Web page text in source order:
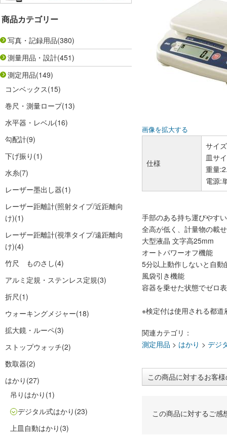
商品カテゴリー
写真・記録用品(380)
測量用品・設計(451)
測定用品(149)
コンベックス(15)
巻尺・測量ロープ(13)
水平器・レベル(16)
勾配計(9)
下げ振り (1)
水糸(7)
レーザー墨出し器(1)
レーザー距離計(照射タイプ/近距離向
け)(1)
レーザー距離計(視準タイプ/遠距離向
け)(4)
竹尺 ものさし(4)
アルミ定規・ステンレス定規(3)
折尺(1)
ウォーキングメジャー(18)
拡大鏡・ルーペ(3)
ストップウォッチ(2)
数取器(2)
はかり (27)
吊りはかり (1)
デジタル式はかり (23)
上皿自動はかり (3)
画像を拡大する
仕様
サイ
皿サ
重量
電源:
手部のある持ち運びやす
全高が低く、計量物の載
大型液晶 文字高25mm
オートパワーオフ機能
5分以上動作しないと自
風袋引き機能
容器を乗せた状態でゼロ
※検定付は使用される都
関連カテゴリ：
測定用品 > はかり > デジ
この商品に対するお客
この商品に対するご感